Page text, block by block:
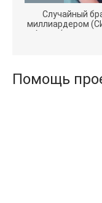
Случайный
миллиардером
Агата (полная
Помощь